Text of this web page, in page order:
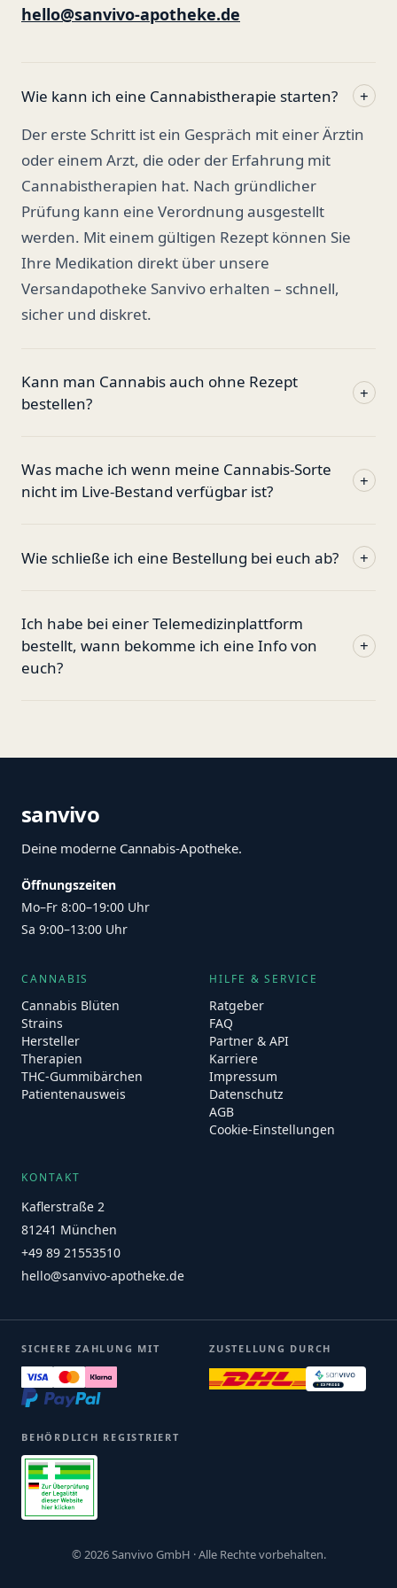
hello@sanvivo-apotheke.de
Wie kann ich eine Cannabistherapie starten?
+
Der erste Schritt ist ein Gespräch mit einer Ärztin
oder einem Arzt, die oder der Erfahrung mit
Cannabistherapien hat. Nach gründlicher
Prüfung kann eine Verordnung ausgestellt
werden. Mit einem gültigen Rezept können Sie
Ihre Medikation direkt über unsere
Versandapotheke Sanvivo erhalten – schnell,
sicher und diskret.
Kann man Cannabis auch ohne Rezept
bestellen?
+
Was mache ich wenn meine Cannabis-Sorte
nicht im Live-Bestand verfügbar ist?
+
Wie schließe ich eine Bestellung bei euch ab? +
Ich habe bei einer Telemedizinplattform
bestellt, wann bekomme ich eine Info von
euch?
+
sanvivo
Deine moderne Cannabis-Apotheke.
Öffnungszeiten
Mo–Fr 8:00–19:00 Uhr
Sa 9:00–13:00 Uhr
CANNABIS
Cannabis Blüten
Strains
Hersteller
Therapien
THC-Gummibärchen
Patientenausweis
HILFE & SERVICE
Ratgeber
FAQ
Partner & API
Karriere
Impressum
Datenschutz
AGB
Cookie-Einstellungen
KONTAKT
Kaflerstraße 2
81241 München
+49 89 21553510
hello@sanvivo-apotheke.de
SICHERE ZAHLUNG MIT ZUSTELLUNG DURCH
BEHÖRDLICH REGISTRIERT
© 2026 Sanvivo GmbH · Alle Rechte vorbehalten.